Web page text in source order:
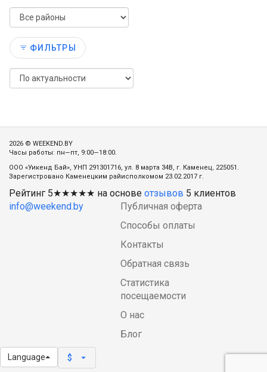
ФИЛЬТРЫ
2026 © WEEKEND.BY
Часы работы: пн—пт, 9:00—18:00.
ООО «Уикенд Бай», УНП 291301716, ул. 8 марта 34В, г. Каменец, 225051.
Зарегистровано Каменецким райисполкомом 23.02.2017 г.
Рейтинг 5★★★★★ на основе отзывов 5 клиентов
info@weekend.by
Публичная оферта
Способы оплаты
Контакты
Обратная связь
Статистика
посещаемости
О нас
Блог
Language $ arrow_drop_down